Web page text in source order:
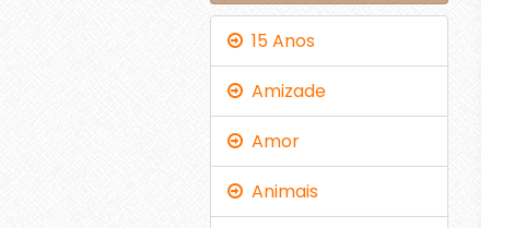
15 Anos
Amizade
Amor
Animais